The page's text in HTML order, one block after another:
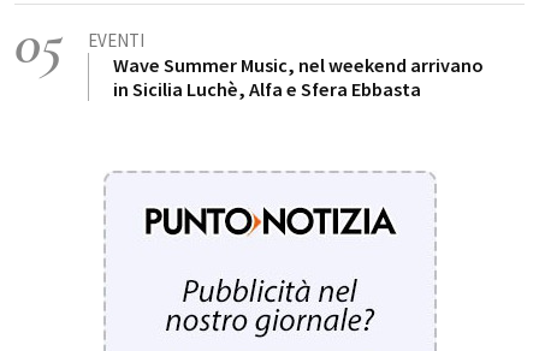
05 EVENTI
Wave Summer Music, nel weekend arrivano
in Sicilia Luchè, Alfa e Sfera Ebbasta